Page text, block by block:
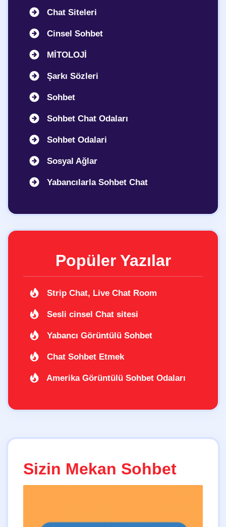
Chat Siteleri
Cinsel Sohbet
MİTOLOJİ
Şarkı Sözleri
Sohbet
Sohbet Chat Odaları
Sohbet Odalari
Sosyal Ağlar
Yabancılarla Sohbet Chat
Popüler Yazılar
Strip Chat, Live Chat Room
Sesli cinsel Chat sitesi
Yabancı Görüntülü Sohbet
Chat Sohbet Etmek
Amerika Görüntülü Sohbet Odaları
Sizin Mekan Sohbet